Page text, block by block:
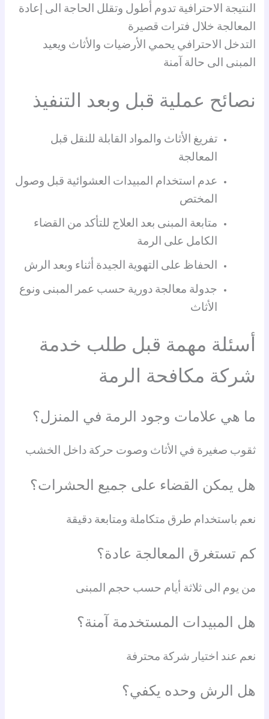
النتيجة الاحترافية تدوم أطول وتقلل الحاجة الى إعادة
المعالجة خلال فترات قصيرة
التدخل الاحترافي يحمي الأرضيات والأثاث ويعيد
المبنى الى حالة آمنة
نصائح عملية قبل وبعد التنفيذ
تفريغ الأثاث والمواد القابلة للنقل قبل
المعالجة
عدم استخدام المبيدات العشوائية قبل وصول
المختص
متابعة المبنى بعد العلاج للتأكد من القضاء
الكامل على الرمة
الحفاظ على التهوية الجيدة أثناء وبعد الرش
جدولة معالجة دورية حسب عمر المبنى ونوع
الأثاث
أسئلة مهمة قبل طلب خدمة
شركة مكافحة الرمة
ما هي علامات وجود الرمة في المنزل؟
ثقوب صغيرة في الأثاث وصوت حركة داخل الخشب
هل يمكن القضاء على جميع الحشرات؟
نعم باستخدام طرق متكاملة ومتابعة دقيقة
كم تستغرق المعالجة عادة؟
من يوم الى ثلاثة أيام حسب حجم المبنى
هل المبيدات المستخدمة آمنة؟
نعم عند اختيار شركة محترفة
هل الرش وحده يكفي؟